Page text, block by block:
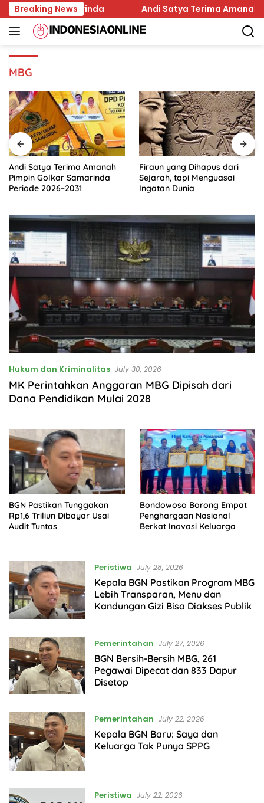
Skip
to
content
Breaking News
Samarinda Andi Satya Terima Amanah
MBG
Andi Satya Terima Amanah
Pimpin Golkar Samarinda
Periode 2026–2031
Firaun yang Dihapus dari
Sejarah, tapi Menguasai
Ingatan Dunia
Hukum dan Kriminalitas July 30, 2026
MK Perintahkan Anggaran MBG Dipisah dari
Dana Pendidikan Mulai 2028
BGN Pastikan Tunggakan
Rp1,6 Triliun Dibayar Usai
Audit Tuntas
Bondowoso Borong Empat
Penghargaan Nasional
Berkat Inovasi Keluarga
Peristiwa July 28, 2026
Kepala BGN Pastikan Program MBG
Lebih Transparan, Menu dan
Kandungan Gizi Bisa Diakses Publik
Pemerintahan July 27, 2026
BGN Bersih-Bersih MBG, 261
Pegawai Dipecat dan 833 Dapur
Disetop
Pemerintahan July 22, 2026
Kepala BGN Baru: Saya dan
Keluarga Tak Punya SPPG
Peristiwa July 22, 2026